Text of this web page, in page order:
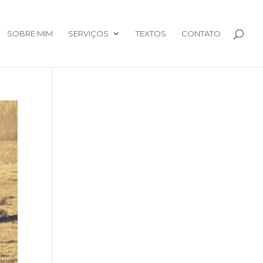
SOBRE MIM SERVIÇOS TEXTOS CONTATO